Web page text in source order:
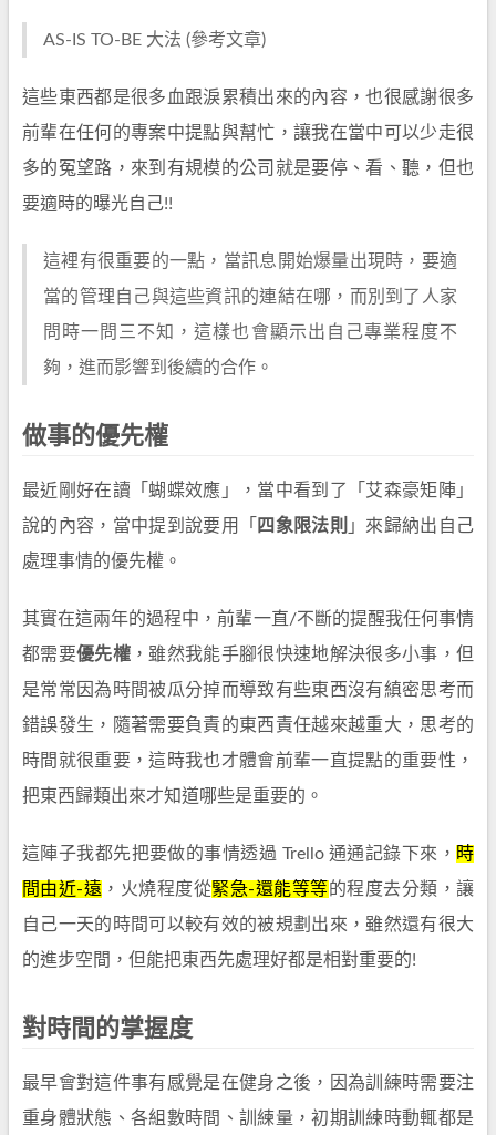
AS-IS TO-BE 大法 (參考文章)
這些東西都是很多血跟淚累積出來的內容，也很感謝很多
前輩在任何的專案中提點與幫忙，讓我在當中可以少走很
多的冤望路，來到有規模的公司就是要停、看、聽，但也
要適時的曝光自己!!
這裡有很重要的一點，當訊息開始爆量出現時，要適
當的管理自己與這些資訊的連結在哪，而別到了人家
問時一問三不知，這樣也會顯示出自己專業程度不
夠，進而影響到後續的合作。
做事的優先權
最近剛好在讀「蝴蝶效應」，當中看到了「艾森豪矩陣」
說的內容，當中提到說要用「 四象限法則 」來歸納出自己
處理事情的優先權。
其實在這兩年的過程中，前輩一直/不斷的提醒我任何事情
都需要優先權 ，雖然我能手腳很快速地解決很多小事，但
是常常因為時間被瓜分掉而導致有些東西沒有縝密思考而
錯誤發生，隨著需要負責的東西責任越來越重大，思考的
時間就很重要，這時我也才體會前輩一直提點的重要性，
把東西歸類出來才知道哪些是重要的。
這陣子我都先把要做的事情透過 Trello 通通記錄下來， 時
間由近-遠 ，火燒程度從緊急-還能等等 的程度去分類，讓
自己一天的時間可以較有效的被規劃出來，雖然還有很大
的進步空間，但能把東西先處理好都是相對重要的!
對時間的掌握度
最早會對這件事有感覺是在健身之後，因為訓練時需要注
重身體狀態、各組數時間、訓練量，初期訓練時動輒都是